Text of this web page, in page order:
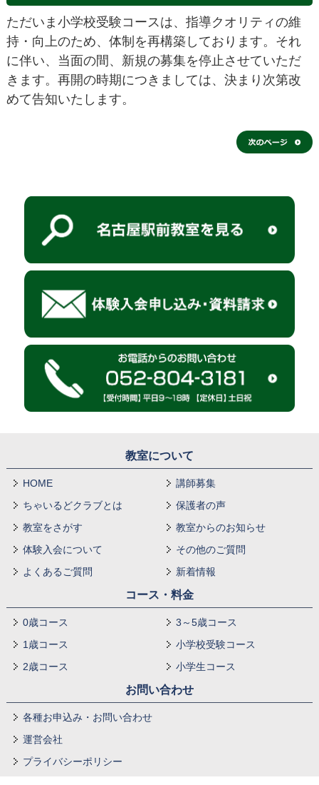
ただいま小学校受験コースは、指導クオリティの維
持・向上のため、体制を再構築しております。それ
に伴い、当面の間、新規の募集を停止させていただ
きます。再開の時期につきましては、決まり次第改
めて告知いたします。
教室について
HOME
ちゃいるどクラブとは
教室をさがす
体験入会について
よくあるご質問
講師募集
保護者の声
教室からのお知らせ
その他のご質問
新着情報
コース・料金
0歳コース
1歳コース
2歳コース
3～5歳コース
小学校受験コース
小学生コース
お問い合わせ
各種お申込み・お問い合わせ
運営会社
プライバシーポリシー